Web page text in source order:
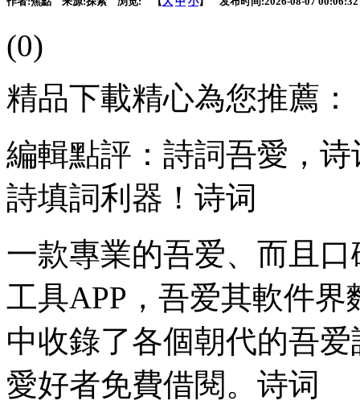
(0)
精品下載精心為您推薦：
編輯點評：詩詞吾愛，
詩填詞利器！诗词
一款專業的吾爱、而且
工具APP，吾爱其軟件
中收錄了各個朝代的吾
愛好者免費借閱。诗词